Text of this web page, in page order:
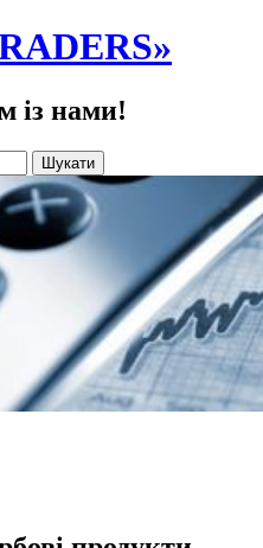
із нами!